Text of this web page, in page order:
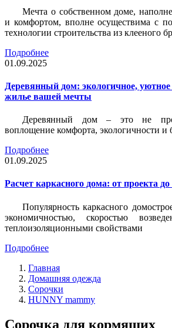
Мечта о собственном доме,
и комфортом, вполне осуществима с
технологии строительства из клееного
Подробнее
01.09.2025
Деревянный дом: экологичное, уютное
жилье вашей мечты
Деревянный дом – это не
воплощение комфорта, экологичности и
Подробнее
01.09.2025
Расчет каркасного дома: от проекта
Популярность каркасного
экономичностью, скоростью
теплоизоляционными свойствами
Подробнее
Главная
Домашняя одежда
Сорочки
HUNNY mammy
Сорочка для кормящих